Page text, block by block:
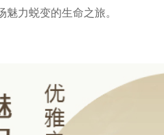
力蜕变的生命之旅。